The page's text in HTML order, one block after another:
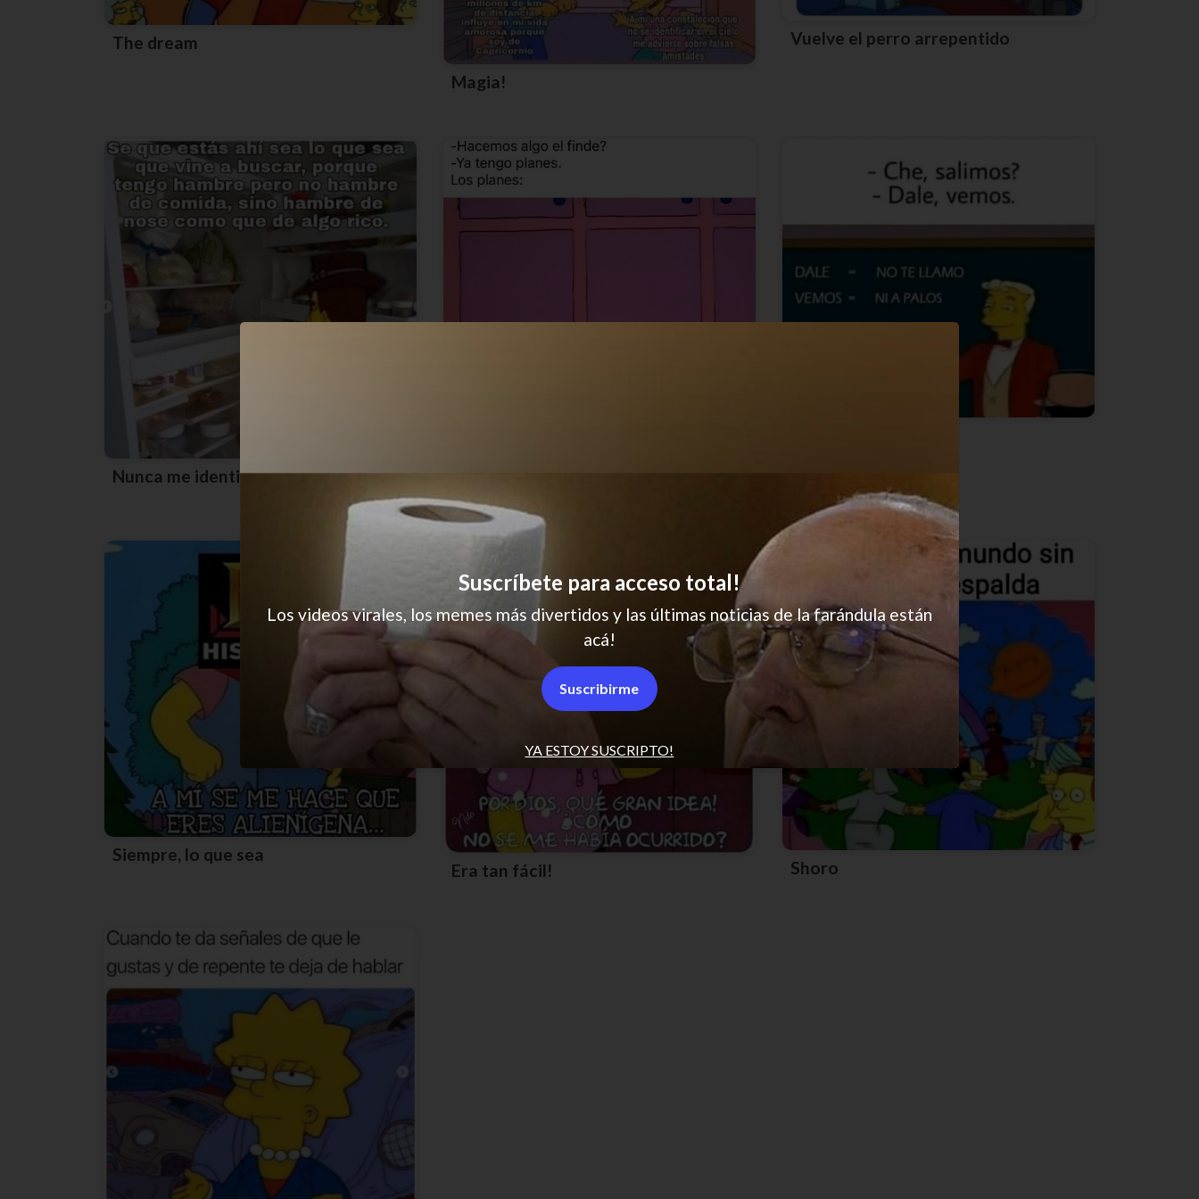
The dream
Magia!
Vuelve el perro arrepentido
Nunca me identificó tanto un meme
Siempre, lo que sea
Era tan fácil! Shoro
YA ESTOY SUSCRIPTO!
Suscríbete para acceso total!
Los videos virales, los memes más divertidos y las últimas noticias de la farándula están
acá!
Suscribirme